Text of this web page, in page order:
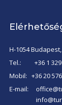
H-1054
Tel.:
+36 1
Mobil: +36 20
E-mail: